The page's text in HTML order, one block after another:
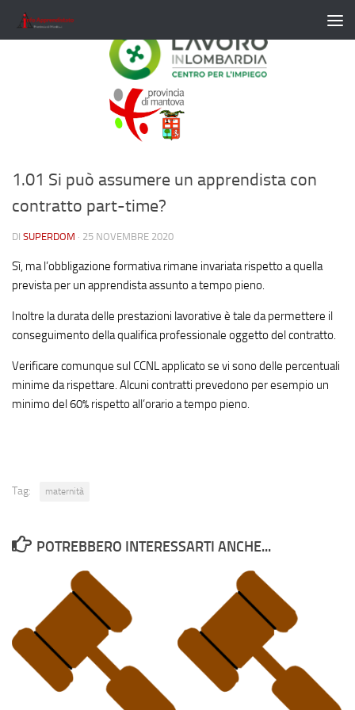
Salta al contenuto
1.01 Si può assumere un apprendista con
contratto part-time?
DI SUPERDOM · 25 NOVEMBRE 2020
Sì, ma l’obbligazione formativa rimane invariata rispetto a quella
prevista per un apprendista assunto a tempo pieno.
Inoltre la durata delle prestazioni lavorative è tale da permettere il
conseguimento della qualifica professionale oggetto del contratto.
Verificare comunque sul CCNL applicato se vi sono delle percentuali
minime da rispettare. Alcuni contratti prevedono per esempio un
minimo del 60% rispetto all’orario a tempo pieno.
Tag: maternità
POTREBBERO INTERESSARTI ANCHE...